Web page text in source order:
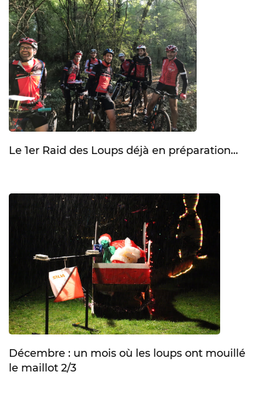
Le 1er Raid des Loups déjà en préparation…
Décembre : un mois où les loups ont mouillé
le maillot 2/3